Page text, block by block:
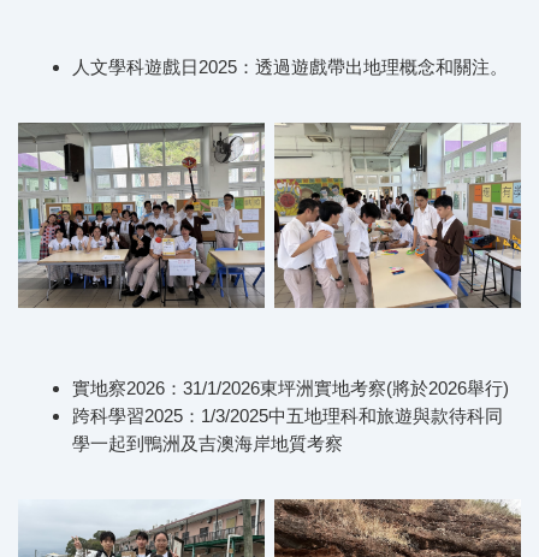
人文學科遊戲日2025：透過遊戲帶出地理概念和關注。
實地察2026：31/1/2026東坪洲實地考察(將於2026舉行)
跨科學習2025：1/3/2025中五地理科和旅遊與款待科同
學一起到鴨洲及吉澳海岸地質考察